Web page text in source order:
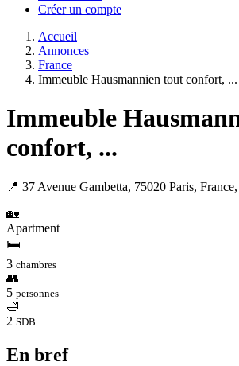
Créer un compte
Accueil
Annonces
France
Immeuble Hausmannien tout confort, ...
Immeuble
confort, ...
📍 37 Avenue Gambetta, 75020 Paris,
🏡
Apartment
🛏
3 chambres
👥
5 personnes
🛁
2 SDB
En bref